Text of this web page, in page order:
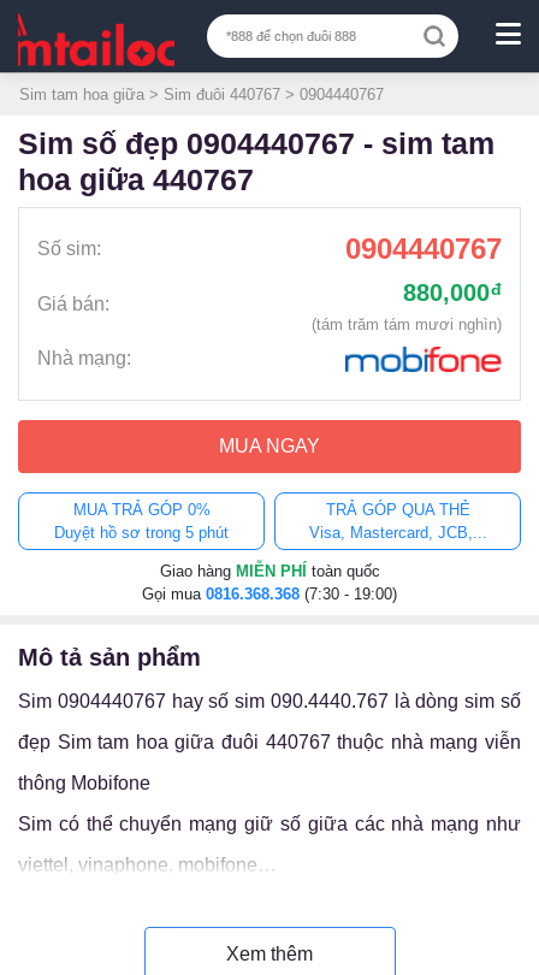
Sim tam hoa giữa > Sim đuôi 440767 > 0904440767
sim số đẹp 0904440767 - sim tam
hoa giữa 440767
Số sim: 0904440767
Giá bán: 880,000đ
(tám trăm tám mươi nghìn)
Nhà mạng:
MUA NGAY
MUA TRẢ GÓP 0%
Duyệt hồ sơ trong 5 phút
TRẢ GÓP QUA THẺ
Visa, Mastercard, JCB,...
Giao hàng MIỄN PHÍ toàn quốc
Gọi mua 0816.368.368 (7:30 - 19:00)
mô tả sản phẩm
Sim 0904440767 hay số sim 090.4440.767 là dòng sim số
đẹp Sim tam hoa giữa đuôi 440767 thuộc nhà mạng viễn
thông Mobifone
Sim có thể chuyển mạng giữ số giữa các nhà mạng như
viettel, vinaphone, mobifone…
Xem thêm